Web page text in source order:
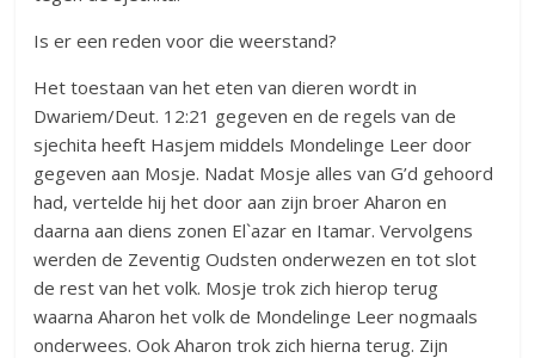
Is er een reden voor die weerstand?
Het toestaan van het eten van dieren wordt in
Dwariem/Deut. 12:21 gegeven en de regels van de
sjechita heeft Hasjem middels Mondelinge Leer door
gegeven aan Mosje. Nadat Mosje alles van G’d gehoord
had, vertelde hij het door aan zijn broer Aharon en
daarna aan diens zonen El`azar en Itamar. Vervolgens
werden de Zeventig Oudsten onderwezen en tot slot
de rest van het volk. Mosje trok zich hierop terug
waarna Aharon het volk de Mondelinge Leer nogmaals
onderwees. Ook Aharon trok zich hierna terug. Zijn